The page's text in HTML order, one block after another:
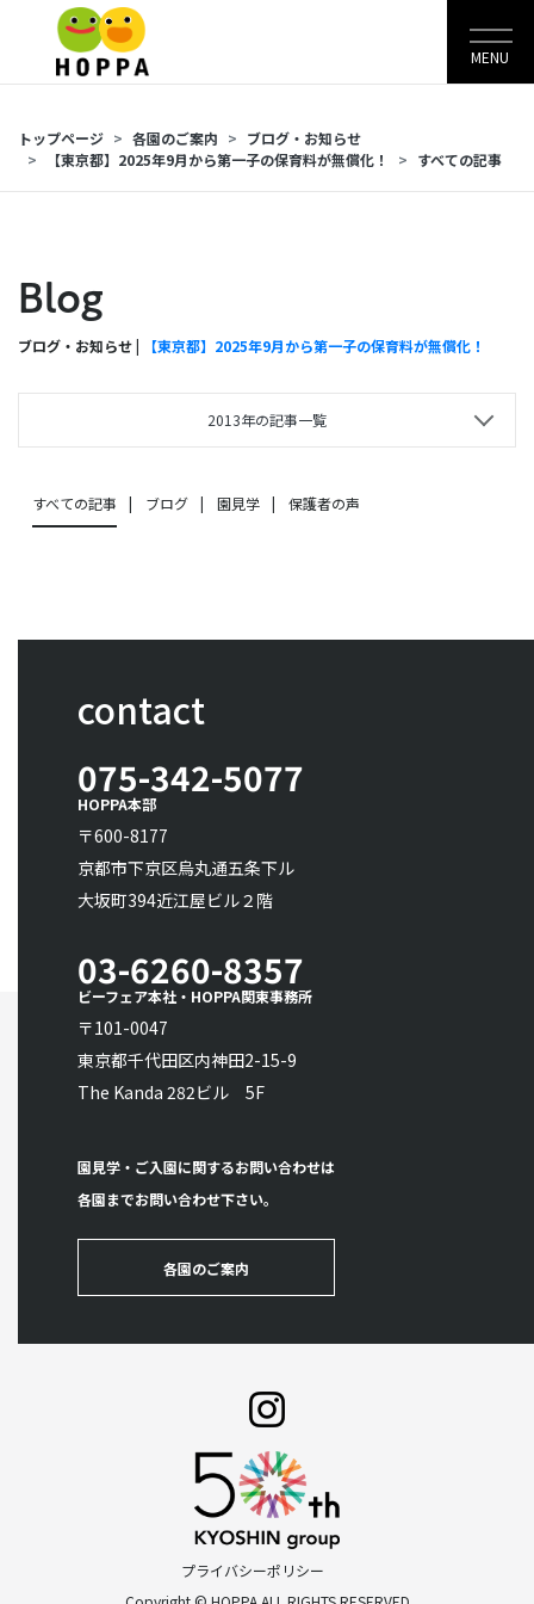
MENU
トップページ 各園のご案内
ブログ・お知らせ
【東京都】2025年9月から第一子の保育料が無償化！
すべての記事
Blog
ブログ・お知らせ | 【東京都】2025年9月から第一子の保育料が無償化！
2013年の記事一覧
すべての記事 ブログ 園見学 保護者の声
contact
075-342-5077
HOPPA本部
〒600-8177
京都市下京区烏丸通五条下ル
大坂町394近江屋ビル２階
03-6260-8357
ビーフェア本社・HOPPA関東事務所
〒101-0047
東京都千代田区内神田2-15-9
The Kanda 282ビル 5F
園見学・ご入園に関するお問い合わせは
各園までお問い合わせ下さい。
各園のご案内
プライバシーポリシー